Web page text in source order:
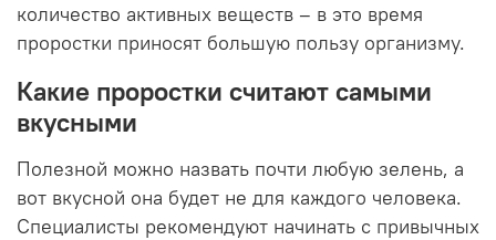
количество активных веществ – в это время
проростки приносят большую пользу организму.
Какие проростки считают самыми
вкусными
Полезной можно назвать почти любую зелень, а
вот вкусной она будет не для каждого человека.
Специалисты рекомендуют начинать с привычных